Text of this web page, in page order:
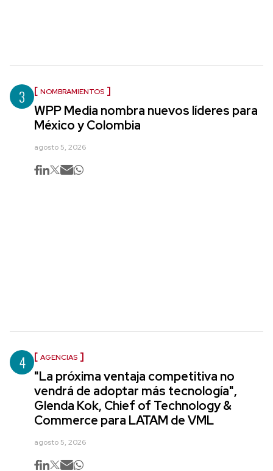
3 NOMBRAMIENTOS
WPP Media nombra nuevos líderes para
México y Colombia
agosto 5, 2026
4 AGENCIAS
"La próxima ventaja competitiva no
vendrá de adoptar más tecnología",
Glenda Kok, Chief of Technology &
Commerce para LATAM de VML
agosto 5, 2026